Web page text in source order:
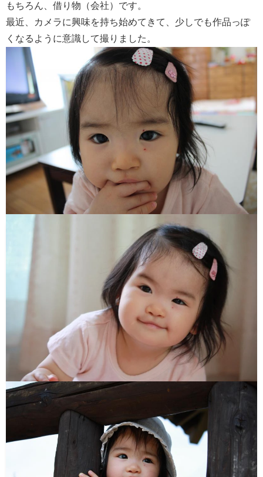
もちろん、借り物（会社）です。
最近、カメラに興味を持ち始めてきて、少しでも作品っぽ
くなるように意識して撮りました。